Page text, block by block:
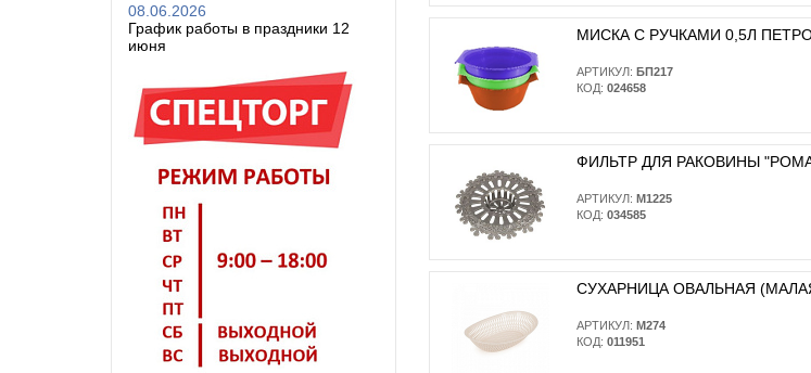
08.06.2026
График работы в праздники 12
июня
МИСКА С РУЧКАМИ 0,5Л
АРТИКУЛ: БП217
КОД: 024658
ФИЛЬТР ДЛЯ РАКОВИНЫ
АРТИКУЛ: М1225
КОД: 034585
СУХАРНИЦА ОВАЛЬНАЯ
АРТИКУЛ: М274
КОД: 011951